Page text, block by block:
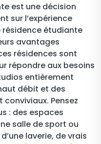
est une décision
sur l’expérience
résidence étudiante
avantages
résidences sont
répondre aux besoins
entièrement
débit et des
Pensez
: des espaces
salle de sport ou
laverie, de vrais